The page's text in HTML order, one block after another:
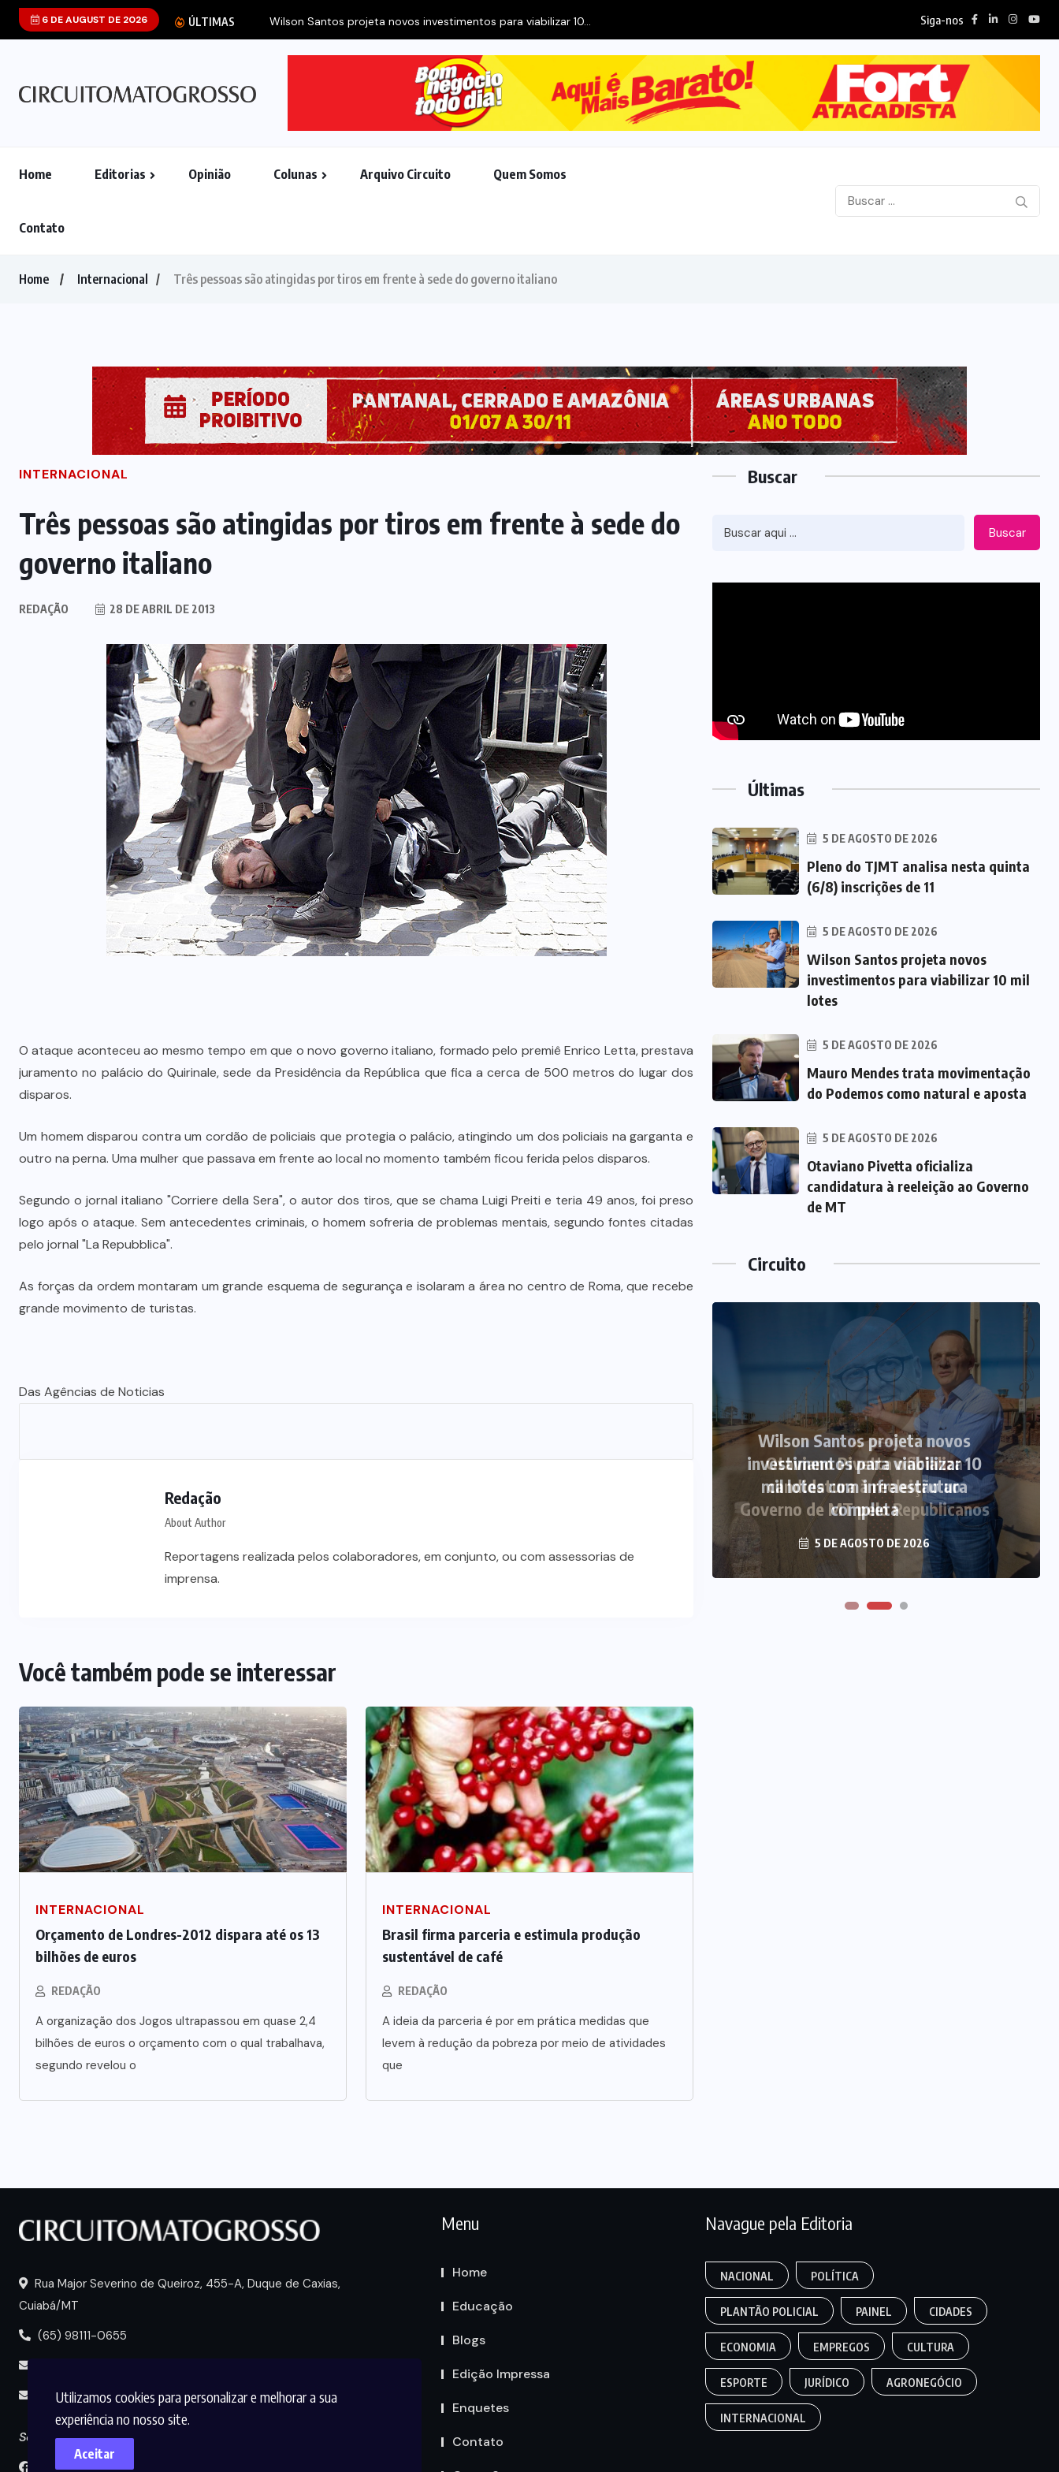
Utilizamos cookies para personalizar e melhorar a sua
experiência no nosso site.
Aceitar
6 DE AUGUST DE 2026 ÚLTIMAS Wilson Santos projeta novos investimentos para viabilizar 10... Siga-nos
Home Editorias Opinião Colunas Arquivo Circuito Quem Somos
Contato
Home Internacional Três pessoas são atingidas por tiros em frente à sede do governo italiano
INTERNACIONAL
Três pessoas são atingidas por tiros em frente à sede do
governo italiano
REDAÇÃO 28 DE ABRIL DE 2013
O ataque aconteceu ao mesmo tempo em que o novo governo italiano, formado pelo premiê Enrico Letta, prestava
juramento no palácio do Quirinale, sede da Presidência da República que fica a cerca de 500 metros do lugar dos
disparos.
Um homem disparou contra um cordão de policiais que protegia o palácio, atingindo um dos policiais na garganta e
outro na perna. Uma mulher que passava em frente ao local no momento também ficou ferida pelos disparos.
Segundo o jornal italiano "Corriere della Sera", o autor dos tiros, que se chama Luigi Preiti e teria 49 anos, foi preso
logo após o ataque. Sem antecedentes criminais, o homem sofreria de problemas mentais, segundo fontes citadas
pelo jornal "La Repubblica".
As forças da ordem montaram um grande esquema de segurança e isolaram a área no centro de Roma, que recebe
grande movimento de turistas.
Das Agências de Noticias
Redação
About Author
Reportagens realizada pelos colaboradores, em conjunto, ou com assessorias de
imprensa.
Você também pode se interessar
INTERNACIONAL
Orçamento de Londres-2012 dispara até os 13
bilhões de euros
REDAÇÃO
A organização dos Jogos ultrapassou em quase 2,4
bilhões de euros o orçamento com o qual trabalhava,
segundo revelou o
INTERNACIONAL
Brasil firma parceria e estimula produção
sustentável de café
REDAÇÃO
A ideia da parceria é por em prática medidas que
levem à redução da pobreza por meio de atividades
que
Buscar
Buscar
Últimas
5 DE AGOSTO DE 2026
Pleno do TJMT analisa nesta quinta
(6/8) inscrições de 11
5 DE AGOSTO DE 2026
Wilson Santos projeta novos
investimentos para viabilizar 10 mil
lotes
5 DE AGOSTO DE 2026
Mauro Mendes trata movimentação
do Podemos como natural e aposta
5 DE AGOSTO DE 2026
Otaviano Pivetta oficializa
candidatura à reeleição ao Governo
de MT
Circuito
Polícia prende jovem investigado
por aliciar adolescentes para rede
de prostituição em VG
investimentos para viabilizar 10
Otaviano Pivetta oficializa
candidatura à reeleição ao
Governo de MT pelo Republicanos
5 DE AGOSTO DE 2026
Rua Major Severino de Queiroz, 455-A, Duque de Caxias,
Cuiabá/MT
(65) 98111-0655
midia@circuitomt.com.br
Seguir
Menu
Home
Educação
Blogs
Edição Impressa
Enquetes
Contato
Navague pela Editoria
NACIONAL POLÍTICA
PLANTÃO POLICIAL PAINEL CIDADES
ECONOMIA EMPREGOS CULTURA
ESPORTE JURÍDICO AGRONEGÓCIO
INTERNACIONAL